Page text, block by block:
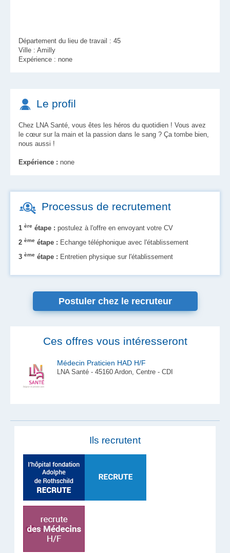
Département du lieu de travail : 45
Ville : Amilly
Expérience : none
Le profil
Chez LNA Santé, vous êtes les héros du quotidien ! Vous avez
le cœur sur la main et la passion dans le sang ? Ça tombe bien,
nous aussi !
Expérience : none
Processus de recrutement
1 ère étape : postulez à l'offre en envoyant votre CV
2 ème étape : Echange téléphonique avec l'établissement
3 ème étape : Entretien physique sur l'établissement
Postuler chez le recruteur
Ces offres vous intéresseront
Médecin Praticien HAD H/F
LNA Santé - 45160 Ardon, Centre - CDI
Ils recrutent